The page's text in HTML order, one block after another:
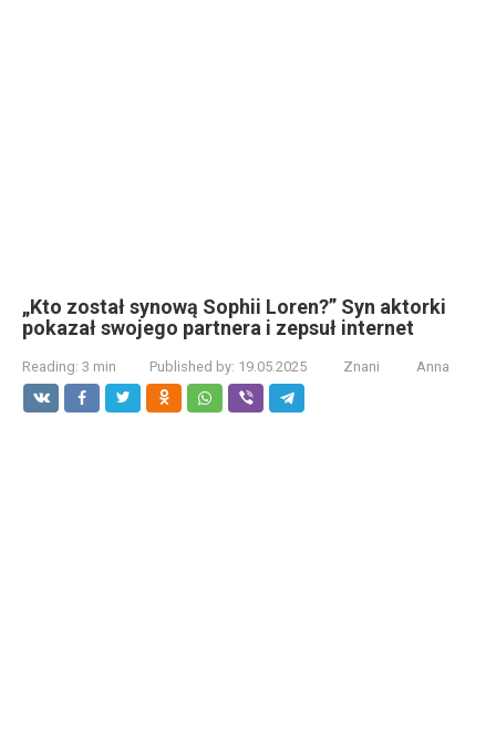
„Kto został synową Sophii Loren?” Syn aktorki
pokazał swojego partnera i zepsuł internet
Reading: 3 min Published by: 19.05.2025 Znani Anna